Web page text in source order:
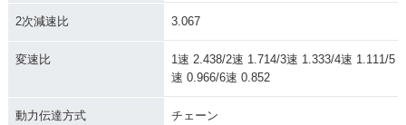
2次減速比 3.067
変速比
1速 2.438/2速 1.714/3速 1.333/4速 1.111/5
速 0.966/6速 0.852
動力伝達方式 チェーン